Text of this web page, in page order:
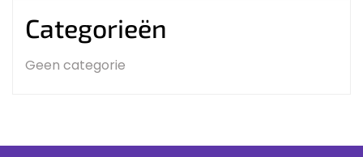
Categorieën
Geen categorie